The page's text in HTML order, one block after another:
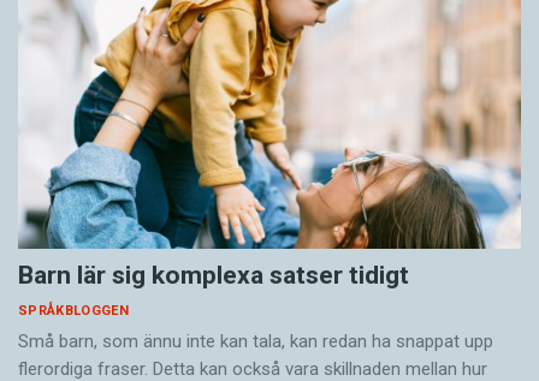
Barn lär sig komplexa satser tidigt
SPRÅKBLOGGEN
Små barn, som ännu inte kan tala, kan redan ha snappat upp
flerordiga fraser. Detta kan också vara skillnaden mellan hur